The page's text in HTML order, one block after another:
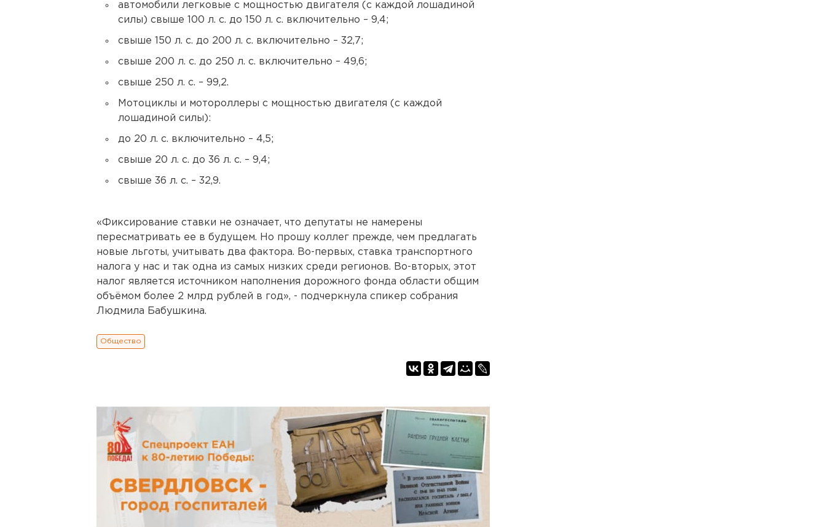
автомобили легковые с мощностью двигателя (с каждой лошадиной
силы) свыше 100 л. с. до 150 л. с. включительно – 9,4;
свыше 150 л. с. до 200 л. с. включительно – 32,7;
свыше 200 л. с. до 250 л. с. включительно – 49,6;
свыше 250 л. с. – 99,2.
Мотоциклы и мотороллеры с мощностью двигателя (с каждой
лошадиной силы):
до 20 л. с. включительно – 4,5;
свыше 20 л. с. до 36 л. с. – 9,4;
свыше 36 л. с. – 32,9.
«Фиксирование ставки не означает, что депутаты не намерены
пересматривать ее в будущем. Но прошу коллег прежде, чем предлагать
новые льготы, учитывать два фактора. Во-первых, ставка транспортного
налога у нас и так одна из самых низких среди регионов. Во-вторых, этот
налог является источником наполнения дорожного фонда области общим
объёмом более 2 млрд рублей в год», - подчеркнула спикер собрания
Людмила Бабушкина.
Общество